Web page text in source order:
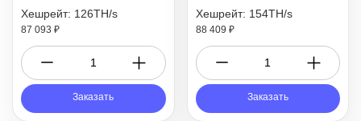
Хешрейт: 126TH/s
87 093 ₽
Заказать
Хешрейт: 154TH/s
88 409 ₽
Заказать